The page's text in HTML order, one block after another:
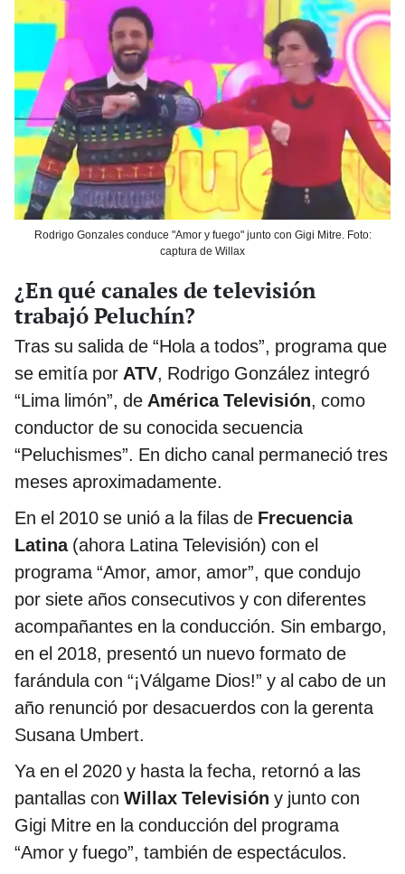
Rodrigo Gonzales conduce "Amor y fuego" junto con Gigi Mitre. Foto:
captura de Willax
¿En qué canales de televisión
trabajó Peluchín?
Tras su salida de “Hola a todos”, programa que
se emitía por ATV, Rodrigo González integró
“Lima limón”, de América Televisión, como
conductor de su conocida secuencia
“Peluchismes”. En dicho canal permaneció tres
meses aproximadamente.
En el 2010 se unió a la filas de Frecuencia
Latina(ahora Latina Televisión) con el
programa “Amor, amor, amor”, que condujo
por siete años consecutivos y con diferentes
acompañantes en la conducción. Sin embargo,
en el 2018, presentó un nuevo formato de
farándula con “¡Válgame Dios!” y al cabo de un
año renunció por desacuerdos con la gerenta
Susana Umbert.
Ya en el 2020 y hasta la fecha, retornó a las
pantallas con Willax Televisión y junto con
Gigi Mitre en la conducción del programa
“Amor y fuego”, también de espectáculos.